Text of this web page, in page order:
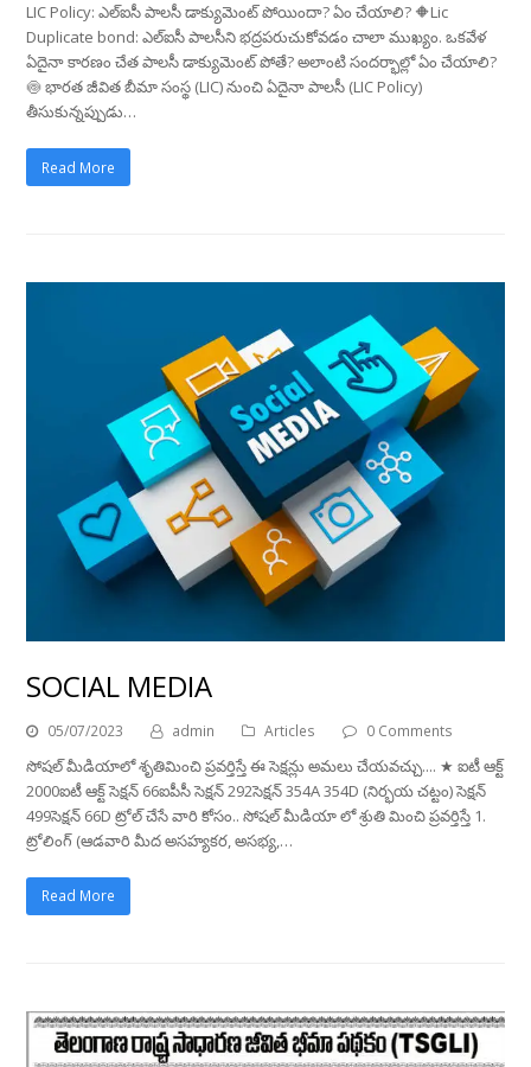
LIC Policy: ఎల్‌ఐసీ పాలసీ డాక్యుమెంట్‌ పోయిందా? ఏం చేయాలి? 🔶Lic
Duplicate bond: ఎల్‌ఐసీ పాలసీని భద్రపరుచుకోవడం చాలా ముఖ్యం. ఒకవేళ
ఏదైనా కారణం చేత పాలసీ డాక్యుమెంట్‌ పోతే? అలాంటి సందర్భాల్లో ఏం చేయాలి?
🍥 భారత జీవిత బీమా సంస్థ (LIC) నుంచి ఏదైనా పాలసీ (LIC Policy)
తీసుకున్నప్పుడు…
Read More
SOCIAL MEDIA
05/07/2023 admin Articles 0 Comments
సోషల్ మీడియాలో శృతిమించి ప్రవర్తిస్తే ఈ సెక్షన్లు అమలు చేయవచ్చు.... ★ ఐటీ ఆక్ట్
2000ఐటీ ఆక్ట్ సెక్షన్ 66ఐపీసీ సెక్షన్ 292సెక్షన్ 354A 354D (నిర్భయ చట్టం) సెక్షన్
499సెక్షన్ 66D ట్రోల్ చేసే వారి కోసం.. సోషల్ మీడియా లో శ్రుతి మించి ప్రవర్తిస్తే 1.
ట్రోలింగ్ (ఆడవారి మీద అసహ్యకర, అసభ్య,…
Read More